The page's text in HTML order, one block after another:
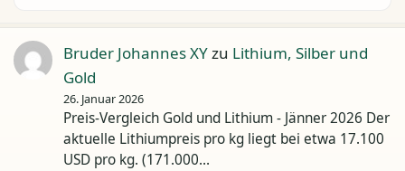
Bruder Johannes XYzu Lithium, Silber und
Gold
26. Januar 2026
Preis-Vergleich Gold und Lithium - Jänner 2026 Der
aktuelle Lithiumpreis pro kg liegt bei etwa 17.100
USD pro kg. (171.000…